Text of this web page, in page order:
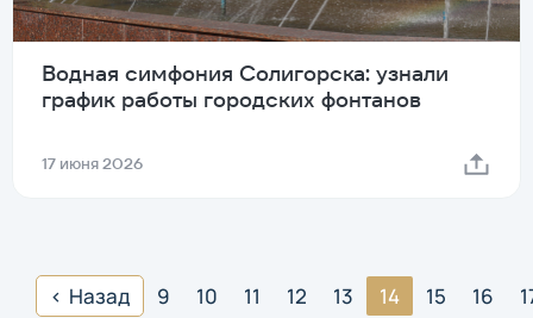
Водная симфония Солигорска: узнали
график работы городских фонтанов
17 июня 2026
Назад 9 10 11 12 13 14 15 16